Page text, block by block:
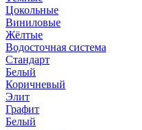
Цокольные
Виниловые
Жёлтые
Водосточная система
Стандарт
Белый
Коричневый
Элит
Графит
Белый